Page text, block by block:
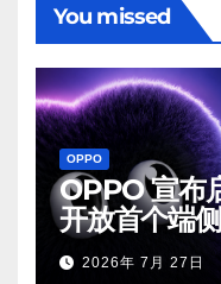
You missed
OPPO
OPPO 宣布
开放首个端
测2026年 7月 27日